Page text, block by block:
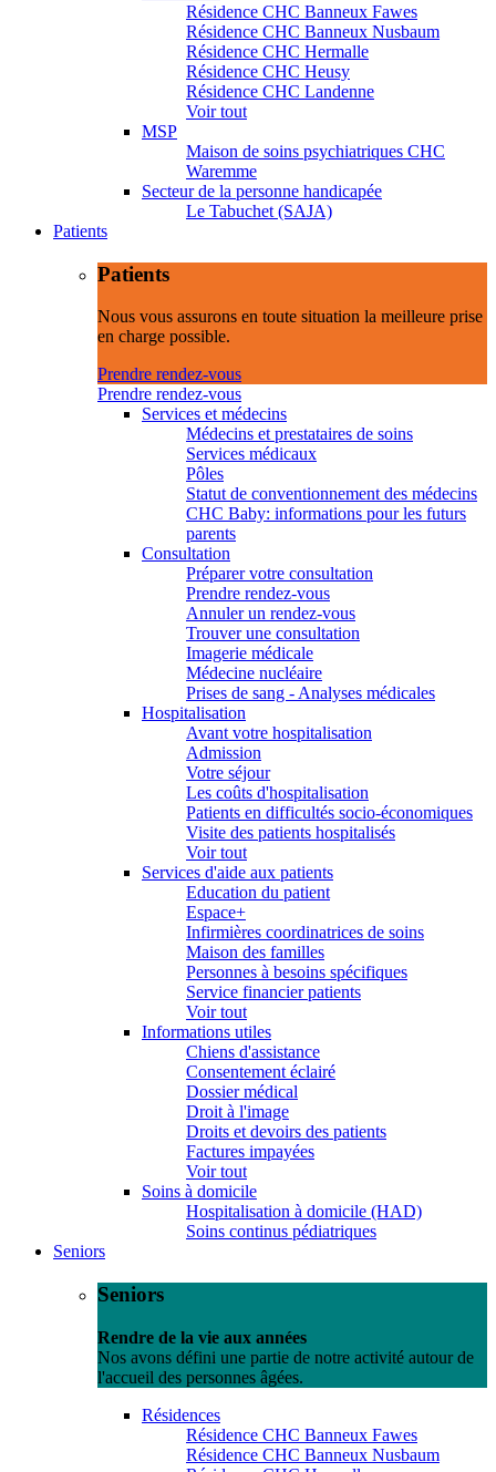
Résidence CHC Banneux Fawes
Résidence CHC Banneux Nusbaum
Résidence CHC Hermalle
Résidence CHC Heusy
Résidence CHC Landenne
Voir tout
MSP
Maison de soins psychiatriques CHC
Waremme
Secteur de la personne handicapée
Le Tabuchet (SAJA)
Patients
Patients
Nous vous assurons en toute situation la meilleure prise
en charge possible.
Prendre rendez-vous
Prendre rendez-vous
Services et médecins
Médecins et prestataires de soins
Services médicaux
Pôles
Statut de conventionnement des médecins
CHC Baby: informations pour les futurs
parents
Consultation
Préparer votre consultation
Prendre rendez-vous
Annuler un rendez-vous
Trouver une consultation
Imagerie médicale
Médecine nucléaire
Prises de sang - Analyses médicales
Hospitalisation
Avant votre hospitalisation
Admission
Votre séjour
Les coûts d'hospitalisation
Patients en difficultés socio-économiques
Visite des patients hospitalisés
Voir tout
Services d'aide aux patients
Education du patient
Espace+
Infirmières coordinatrices de soins
Maison des familles
Personnes à besoins spécifiques
Service financier patients
Voir tout
Informations utiles
Chiens d'assistance
Consentement éclairé
Dossier médical
Droit à l'image
Droits et devoirs des patients
Factures impayées
Voir tout
Soins à domicile
Hospitalisation à domicile (HAD)
Soins continus pédiatriques
Seniors
Seniors
Rendre de la vie aux années
Nos avons défini une partie de notre activité autour de
l'accueil des personnes âgées.
Résidences
Résidence CHC Banneux Fawes
Résidence CHC Banneux Nusbaum